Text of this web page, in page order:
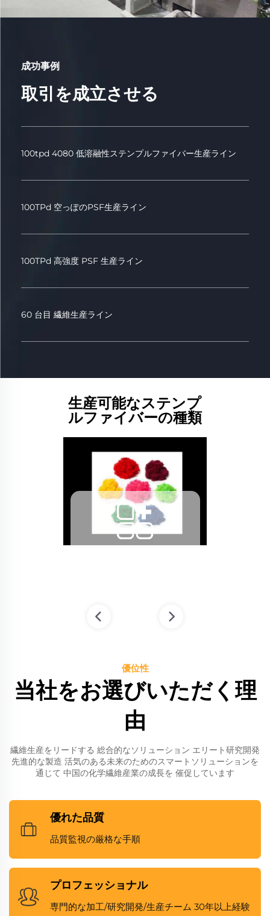
成功事例
取引を成立させる
100tpd 4080 低溶融性ステンプルファイバー生産ライン
100TPd 空っぽのPSF生産ライン
100TPd 高強度 PSF 生産ライン
60 台目 繊維生産ライン
生産可能なステンプ
ルファイバーの種類
優位性
当社をお選びいただく理
由
繊維生産をリードする 総合的なソリューション エリート研究開発
先進的な製造 活気のある未来のためのスマートソリューションを
通じて 中国の化学繊維産業の成長を 催促しています
優れた品質
品質監視の厳格な手順
プロフェッショナル
専門的な加工/研究開発/生産チーム 30年以上経験